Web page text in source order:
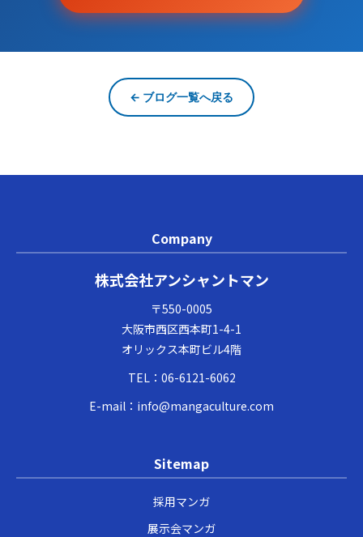
← ブログ一覧へ戻る
Company
株式会社アンシャントマン
〒550-0005
大阪市西区西本町1-4-1
オリックス本町ビル4階
TEL： 06-6121-6062
E-mail： info@mangaculture.com
Sitemap
採用マンガ
展示会マンガ